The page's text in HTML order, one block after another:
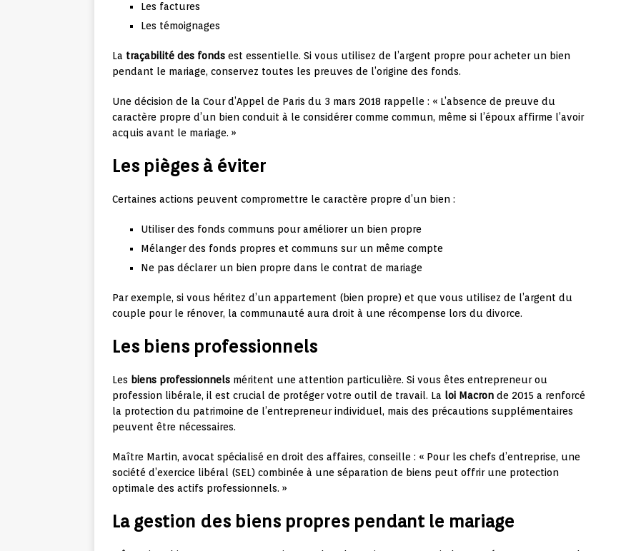
Les factures
Les témoignages
La traçabilité des fonds est essentielle. Si vous utilisez de l’argent propre pour acheter un bien
pendant le mariage, conservez toutes les preuves de l’origine des fonds.
Une décision de la Cour d’Appel de Paris du 3 mars 2018 rappelle : « L’absence de preuve du
caractère propre d’un bien conduit à le considérer comme commun, même si l’époux affirme l’avoir
acquis avant le mariage. »
Les pièges à éviter
Certaines actions peuvent compromettre le caractère propre d’un bien :
Utiliser des fonds communs pour améliorer un bien propre
Mélanger des fonds propres et communs sur un même compte
Ne pas déclarer un bien propre dans le contrat de mariage
Par exemple, si vous héritez d’un appartement (bien propre) et que vous utilisez de l’argent du
couple pour le rénover, la communauté aura droit à une récompense lors du divorce.
Les biens professionnels
Les biens professionnels méritent une attention particulière. Si vous êtes entrepreneur ou
profession libérale, il est crucial de protéger votre outil de travail. La loi Macron de 2015 a renforcé
la protection du patrimoine de l’entrepreneur individuel, mais des précautions supplémentaires
peuvent être nécessaires.
Maître Martin, avocat spécialisé en droit des affaires, conseille : « Pour les chefs d’entreprise, une
société d’exercice libéral (SEL) combinée à une séparation de biens peut offrir une protection
optimale des actifs professionnels. »
La gestion des biens propres pendant le mariage